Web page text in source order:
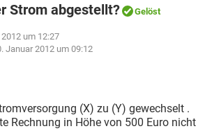
Strom abgestellt? Gelöst
um 12:27
Januar 2012 um 09:12
(X) zu (Y) gewechselt .
Rechnung in Höhe von 500 Euro nicht